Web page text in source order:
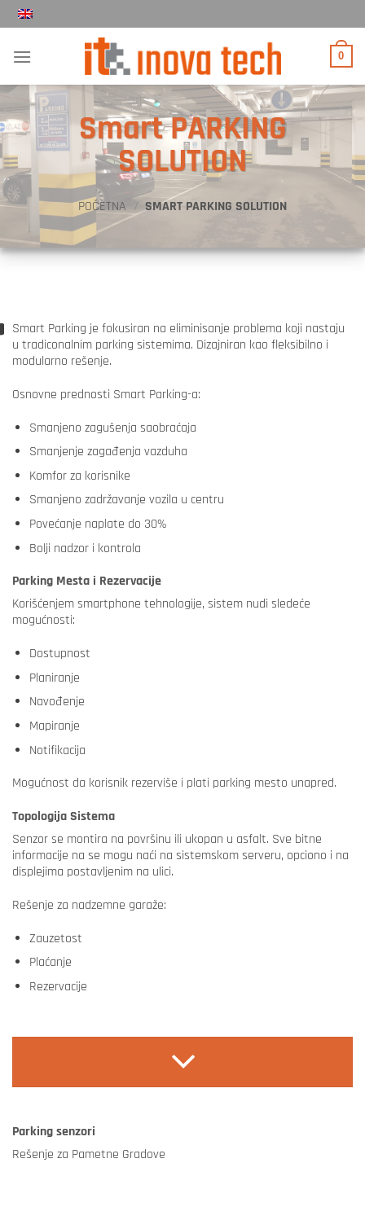
Прескочи
0
Smart PARKING
SOLUTION
POČETNA / SMART PARKING SOLUTION
Smart Parking je fokusiran na eliminisanje problema koji nastaju
u tradiconalnim parking sistemima. Dizajniran kao fleksibilno i
modularno rešenje.
Osnovne prednosti Smart Parking-a:
Smanjeno zagušenja saobraćaja
Smanjenje zagađenja vazduha
Komfor za korisnike
Smanjeno zadržavanje vozila u centru
Povećanje naplate do 30%
Bolji nadzor i kontrola
Parking Mesta i Rezervacije
Korišćenjem smartphone tehnologije, sistem nudi sledeće
mogućnosti:
Dostupnost
Planiranje
Navođenje
Mapiranje
Notifikacija
Mogućnost da korisnik rezerviše i plati parking mesto unapred.
Topologija Sistema
Senzor se montira na površinu ili ukopan u asfalt. Sve bitne
informacije na se mogu naći na sistemskom serveru, opciono i na
displejima postavljenim na ulici.
Rešenje za nadzemne garaže:
Zauzetost
Plaćanje
Rezervacije
Parking senzori
Rešenje za Pametne Gradove